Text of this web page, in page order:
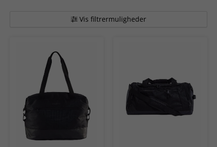
Vis filtrermuligheder